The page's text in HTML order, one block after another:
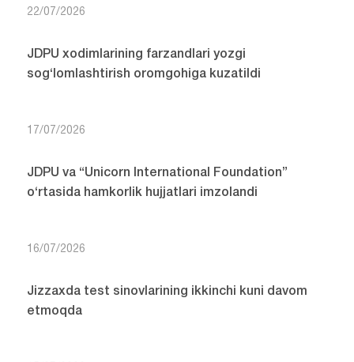
22/07/2026
JDPU xodimlarining farzandlari yozgi
sog‘lomlashtirish oromgohiga kuzatildi
17/07/2026
JDPU va “Unicorn International Foundation”
o‘rtasida hamkorlik hujjatlari imzolandi
16/07/2026
Jizzaxda test sinovlarining ikkinchi kuni davom
etmoqda